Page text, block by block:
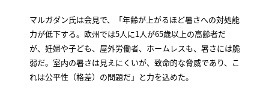
マルガダン氏は会見で、「年齢が上がるほど暑さへの対処能
力が低下する。欧州では5人に1人が65歳以上の高齢者だ
が、妊婦や子ども、屋外労働者、ホームレスも、暑さには脆
弱だ。室内の暑さは見えにくいが、致命的な脅威であり、こ
れは公平性（格差）の問題だ」と力を込めた。